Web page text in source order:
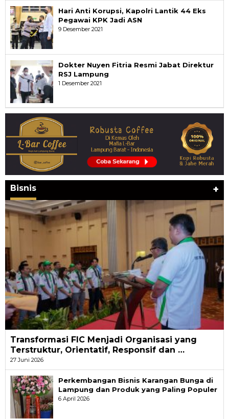
Hari Anti Korupsi, Kapolri Lantik 44 Eks
Pegawai KPK Jadi ASN
9 Desember 2021
Dokter Nuyen Fitria Resmi Jabat Direktur
RSJ Lampung
1 Desember 2021
Bisnis +
Transformasi FIC Menjadi Organisasi yang
Terstruktur, Orientatif, Responsif dan …
27 Juni 2026
Perkembangan Bisnis Karangan Bunga di
Lampung dan Produk yang Paling Populer
6 April 2026